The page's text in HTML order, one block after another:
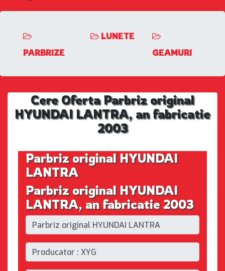
PARBRIZE
LUNETE
GEAMURI
Cere Oferta Parbriz original
HYUNDAI LANTRA, an fabricatie
2003
Parbriz original HYUNDAI
LANTRA
Parbriz original HYUNDAI
LANTRA, an fabricatie 2003